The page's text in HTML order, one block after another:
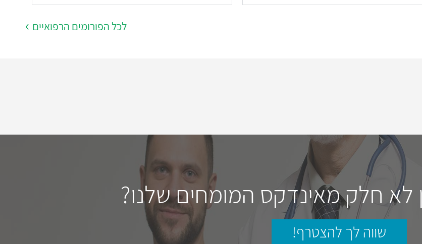
לכל הפורומים הרפואיים
לא חלק מאינדקס המומחים שלנו?
שווה לך להצטרף!